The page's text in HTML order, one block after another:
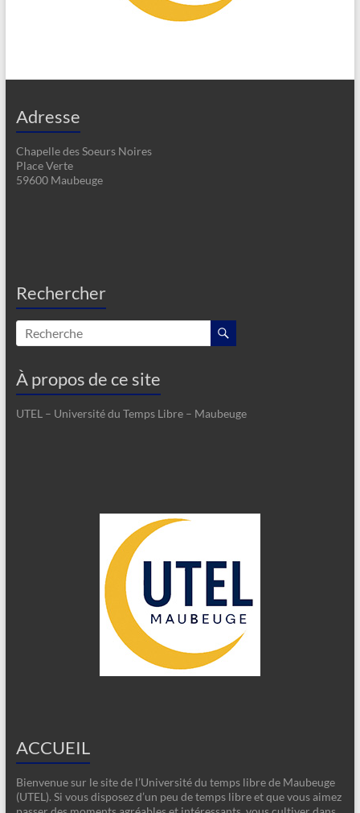
Adresse
Chapelle des Soeurs Noires
Place Verte
59600 Maubeuge
Rechercher
À propos de ce site
UTEL – Université du Temps Libre – Maubeuge
ACCUEIL
Bienvenue sur le site de l’Université du temps libre de Maubeuge
(UTEL). Si vous disposez d’un peu de temps libre et que vous aimez